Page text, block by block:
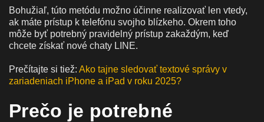
Bohužiaľ, túto metódu možno účinne realizovať len vtedy,
ak máte prístup k telefónu svojho blízkeho. Okrem toho
môže byť potrebný pravidelný prístup zakaždým, keď
chcete získať nové chaty LINE.
Prečítajte si tiež: Ako tajne sledovať textové správy v
zariadeniach iPhone a iPad v roku 2025?
Prečo je potrebné